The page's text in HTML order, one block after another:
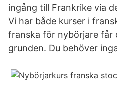
ingång till Frankrike via
Vi har både kurser i
franska för nybörjare får
grunden. Du behöver